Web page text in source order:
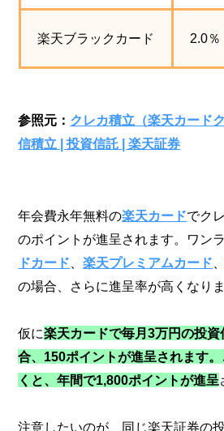
楽天ブラックカード 2.0％
参照元： クレカ積立（楽天カード
信積立 | 投資信託 | 楽天証券
年会費永年無料の楽天カードでク
のポイントが進呈されます。ワン
ドカード 、楽天プレミアムカード
の場合、さらに進呈率が高くなりま
仮に楽天カードで毎月3万円の投
合、150ポイントが進呈されます
くと、年間で1,800ポイントが進呈
注意したいのが、同じ楽天証券の